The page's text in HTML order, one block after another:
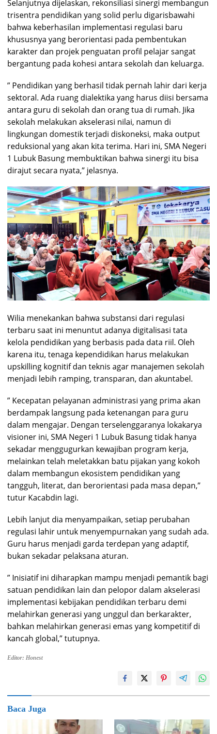
Selanjutnya dijelaskan, ​rekonsiliasi sinergi membangun
trisentra pendidikan yang solid perlu digarisbawahi
bahwa keberhasilan implementasi regulasi baru
khususnya yang berorientasi pada pembentukan
karakter dan projek penguatan profil pelajar sangat
bergantung pada kohesi antara sekolah dan keluarga.
​” Pendidikan yang berhasil tidak pernah lahir dari kerja
sektoral. Ada ruang dialektika yang harus diisi bersama
antara guru di sekolah dan orang tua di rumah. Jika
sekolah melakukan akselerasi nilai, namun di
lingkungan domestik terjadi diskoneksi, maka output
reduksional yang akan kita terima. Hari ini, SMA Negeri
1 Lubuk Basung membuktikan bahwa sinergi itu bisa
dirajut secara nyata,” jelasnya.
Wilia menekankan bahwa substansi dari regulasi
terbaru saat ini menuntut adanya digitalisasi tata
kelola pendidikan yang berbasis pada data riil. Oleh
karena itu, tenaga kependidikan harus melakukan
upskilling kognitif dan teknis agar manajemen sekolah
menjadi lebih ramping, transparan, dan akuntabel.
” Kecepatan pelayanan administrasi yang prima akan
berdampak langsung pada ketenangan para guru
dalam mengajar. Dengan terselenggaranya lokakarya
visioner ini, SMA Negeri 1 Lubuk Basung tidak hanya
sekadar menggugurkan kewajiban program kerja,
melainkan telah meletakkan batu pijakan yang kokoh
dalam membangun ekosistem pendidikan yang
tangguh, literat, dan berorientasi pada masa depan,”
tutur Kacabdin lagi.
Lebih lanjut dia menyampaikan, setiap perubahan
regulasi lahir untuk menyempurnakan yang sudah ada.
Guru harus menjadi garda terdepan yang adaptif,
bukan sekadar pelaksana aturan.
” Inisiatif ini diharapkan mampu menjadi pemantik bagi
satuan pendidikan lain dan pelopor dalam akselerasi
implementasi kebijakan pendidikan terbaru demi
melahirkan generasi yang unggul dan berkarakter,
bahkan melahirkan generasi emas yang kompetitif di
kancah global,” tutupnya.
Editor: Honest
Baca Juga